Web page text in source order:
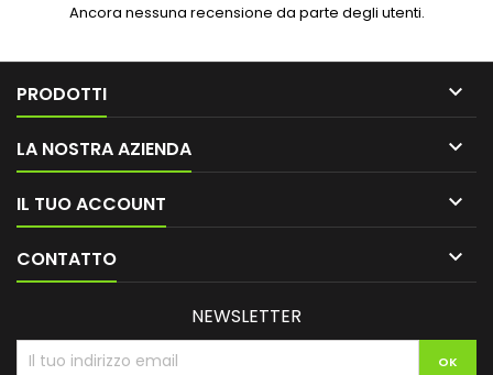
Ancora nessuna recensione da parte degli utenti.
PRODOTTI 
LA NOSTRA AZIENDA 
IL TUO ACCOUNT 
CONTATTO 
NEWSLETTER